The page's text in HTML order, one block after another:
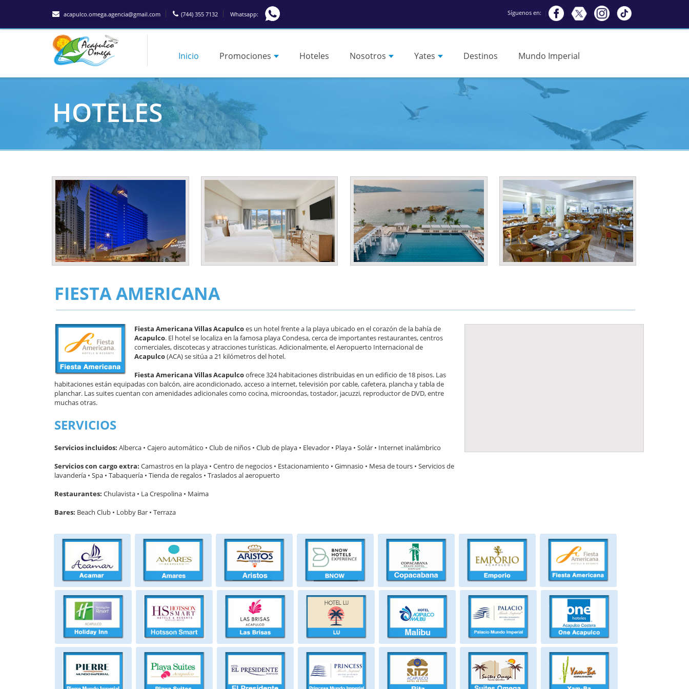
acapulco.omega.agencia@gmail.com (744) 355 7132 Whatsapp: Síguenos en:
Inicio Promociones Hoteles Nosotros Yates Destinos Mundo Imperial
HOTELES
FIESTA AMERICANA
Fiesta Americana Villas Acapulcoes un hotel frente a la playa ubicado en el corazón de la bahía de
Acapulco. El hotel se localiza en la famosa playa Condesa, cerca de importantes restaurantes, centros
comerciales, discotecas y atracciones turísticas. Adicionalmente, el Aeropuerto Internacional de
Acapulco(ACA) se sitúa a 21 kilómetros del hotel.
Fiesta Americana Villas Acapulcoofrece 324 habitaciones distribuidas en un edificio de 18 pisos. Las
habitaciones están equipadas con balcón, aire acondicionado, acceso a internet, televisión por cable, cafetera, plancha y tabla de
planchar. Las suites cuentan con amenidades adicionales como cocina, microondas, tostador, jacuzzi, reproductor de DVD, entre
muchas otras.
SERVICIOS
Servicios incluidos: Alberca • Cajero automático • Club de niños • Club de playa • Elevador • Playa • Solár • Internet inalámbrico
Servicios con cargo extra: Camastros en la playa • Centro de negocios • Estacionamiento • Gimnasio • Mesa de tours • Servicios de
lavandería • Spa • Tabaquería • Tienda de regalos • Traslados al aeropuerto
Restaurantes: Chulavista • La Crespolina • Maima
Bares: Beach Club • Lobby Bar • Terraza